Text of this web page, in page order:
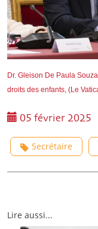
Dr. Gleison De Paula
droits des enfants, (Le
05 février 2025
Secrétaire
Lire aussi...